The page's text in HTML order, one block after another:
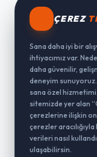
ÇEREZ
Sana daha iyi bir
ihtiyacımız var.
daha güvenilir,
deneyim
sana özel
sitemizde yer alan
çerezlerine ilişkin
çerezler
verileri nasıl
ulaşabilirsin.